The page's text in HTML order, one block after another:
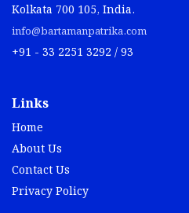
Kolkata 700 105, India.
info@bartamanpatrika.com
+91 - 33 2251 3292 / 93
Links
Home
About Us
Contact Us
Privacy Policy